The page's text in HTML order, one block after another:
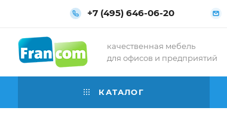
+7 (495) 646-06-20
качественная мебель
для офисов и предприятий
КАТАЛОГ